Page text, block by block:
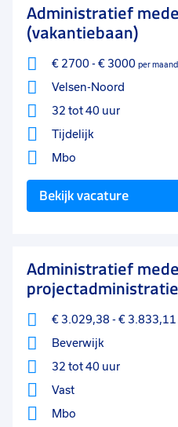
Administratief
(vakantiebaan)
€ 2700- € 3000 per maand
Velsen-Noord
32 tot 40 uur
Tijdelijk
Mbo
Bekijk vacature
Administratief
projectadministratie
€ 3.029,38 - € 3.833,11
Beverwijk
32 tot 40 uur
Vast
Mbo